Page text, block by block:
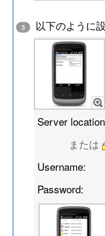
3 以下のように
Server
または
Username:
Password: